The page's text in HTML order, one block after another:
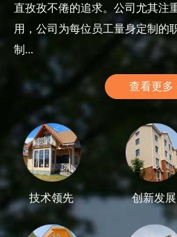
直孜孜不倦的追求。公司尤其注
用，公司为每位员工量身定制的
制...
查看更多
技术领先 创新发展